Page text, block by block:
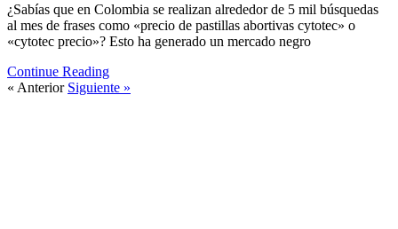
¿Sabías que en Colombia se realizan alrededor de 5 mil búsquedas
al mes de frases como «precio de pastillas abortivas cytotec» o
«cytotec precio»? Esto ha generado un mercado negro
Continue Reading
« Anterior Siguiente »